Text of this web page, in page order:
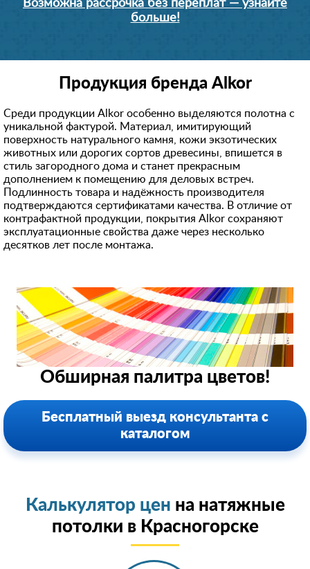
Возможна рассрочка без переплат — узнайте
больше!
Продукция бренда Alkor
Среди продукции Alkor особенно выделяются полотна с
уникальной фактурой. Материал, имитирующий
поверхность натурального камня, кожи экзотических
животных или дорогих сортов древесины, впишется в
стиль загородного дома и станет прекрасным
дополнением к помещению для деловых встреч.
Подлинность товара и надёжность производителя
подтверждаются сертификатами качества. В отличие от
контрафактной продукции, покрытия Alkor сохраняют
эксплуатационные свойства даже через несколько
десятков лет после монтажа.
Обширная палитра цветов!
Бесплатный выезд консультанта с
каталогом
Калькулятор цен на натяжные
потолки в Красногорске